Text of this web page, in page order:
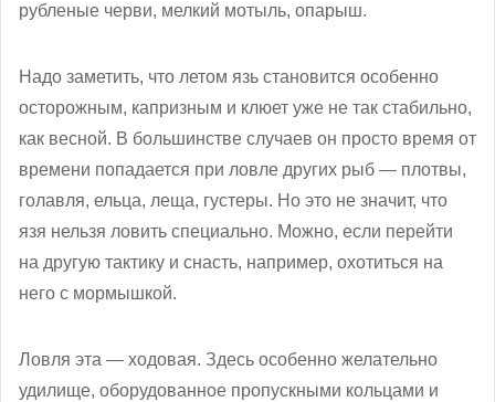
рубленые черви, мелкий мотыль, опарыш.
Надо заметить, что летом язь становится особенно
осторожным, капризным и клюет уже не так стабильно,
как весной. В большинстве случаев он просто время от
времени попадается при ловле других рыб — плотвы,
голавля, ельца, леща, густеры. Но это не значит, что
язя нельзя ловить специально. Можно, если перейти
на другую тактику и снасть, например, охотиться на
него с мормышкой.
Ловля эта — ходовая. Здесь особенно желательно
удилище, оборудованное пропускными кольцами и